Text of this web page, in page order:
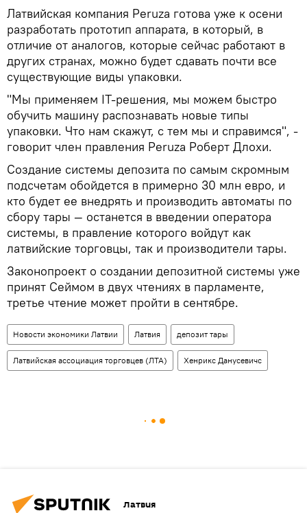
Латвийская компания Peruza готова уже к осени
разработать прототип аппарата, в который, в
отличие от аналогов, которые сейчас работают в
других странах, можно будет сдавать почти все
существующие виды упаковки.
"Мы применяем IT-решения, мы можем быстро
обучить машину распознавать новые типы
упаковки. Что нам скажут, с тем мы и справимся", -
говорит член правления Peruza Роберт Длохи.
Создание системы депозита по самым скромным
подсчетам обойдется в примерно 30 млн евро, и
кто будет ее внедрять и производить автоматы по
сбору тары — останется в введении оператора
системы, в правление которого войдут как
латвийские торговцы, так и производители тары.
Законопроект о создании депозитной системы уже
принят Сеймом в двух чтениях в парламенте,
третье чтение может пройти в сентябре.
Новости экономики Латвии Латвия депозит тары
Латвийская ассоциация торговцев (ЛТА) Хенрикс Данусевичс
Латвия